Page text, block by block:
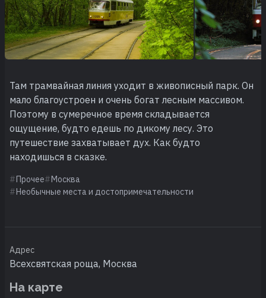
Там трамвайная линия уходит в живописный парк. Он
мало благоустроен и очень богат лесным массивом.
Поэтому в сумеречное время складывается
ощущение, будто едешь по дикому лесу. Это
путешествие захватывает дух. Как будто
находишься в сказке.
Прочее
Москва
Необычные места и достопримечательности
Адрес
Всехсвятская роща, Москва
На карте